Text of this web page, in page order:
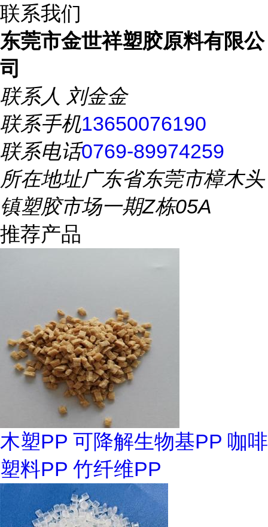
联系我们
东莞市金世祥塑胶原料有限公
司
联系人 刘金金
联系手机13650076190
联系电话0769-89974259
所在地址广东省东莞市樟木头
镇塑胶市场一期Z栋05A
推荐产品
木塑PP 可降解生物基PP 咖啡
塑料PP 竹纤维PP